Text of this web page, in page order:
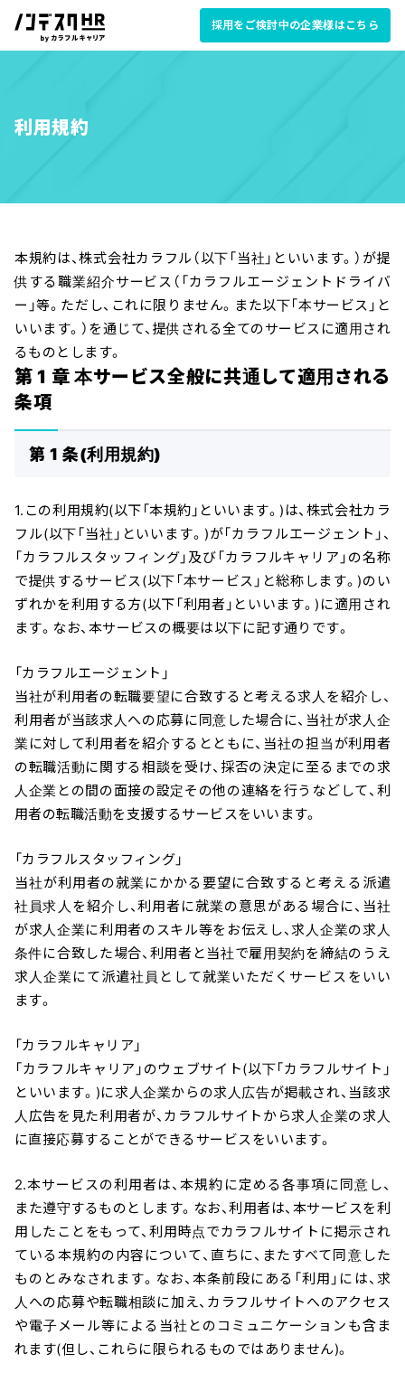
採用をご検討中の企業様はこちら
利用規約
本規約は、株式会社カラフル（以下「当社」といいます。）が提
供する職業紹介サービス（「カラフルエージェントドライバ
ー」等。ただし、これに限りません。また以下「本サービス」と
いいます。）を通じて、提供される全てのサービスに適用され
るものとします。
第 1 章 本サービス全般に共通して適用される
条項
第 1 条(利用規約)
1.この利用規約(以下「本規約」といいます。)は、株式会社カラ
フル(以下「当社」といいます。)が「カラフルエージェント」、
「カラフルスタッフィング」及び「カラフルキャリア」の名称
で提供するサービス(以下「本サービス」と総称します。)のい
ずれかを利用する方(以下「利用者」といいます。)に適用され
ます。なお、本サービスの概要は以下に記す通りです。
「カラフルエージェント」
当社が利用者の転職要望に合致すると考える求人を紹介し、
利用者が当該求人への応募に同意した場合に、当社が求人企
業に対して利用者を紹介するとともに、当社の担当が利用者
の転職活動に関する相談を受け、採否の決定に至るまでの求
人企業との間の面接の設定その他の連絡を行うなどして、利
用者の転職活動を支援するサービスをいいます。
「カラフルスタッフィング」
当社が利用者の就業にかかる要望に合致すると考える派遣
社員求人を紹介し、利用者に就業の意思がある場合に、当社
が求人企業に利用者のスキル等をお伝えし、求人企業の求人
条件に合致した場合、利用者と当社で雇用契約を締結のうえ
求人企業にて派遣社員として就業いただくサービスをいい
ます。
「カラフルキャリア」
「カラフルキャリア」のウェブサイト(以下「カラフルサイト」
といいます。)に求人企業からの求人広告が掲載され、当該求
人広告を見た利用者が、カラフルサイトから求人企業の求人
に直接応募することができるサービスをいいます。
2.本サービスの利用者は、本規約に定める各事項に同意し、
また遵守するものとします。なお、利用者は、本サービスを利
用したことをもって、利用時点でカラフルサイトに掲示され
ている本規約の内容について、直ちに、またすべて同意した
ものとみなされます。なお、本条前段にある「利用」には、求
人への応募や転職相談に加え、カラフルサイトへのアクセス
や電子メール等による当社とのコミュニケーションも含ま
れます(但し、これらに限られるものではありません)。